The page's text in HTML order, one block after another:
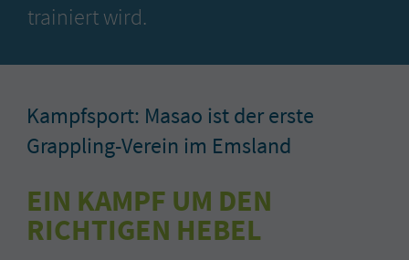
trainiert wird.
Kampfsport: Masao ist der erste
Grappling-Verein im Emsland
EIN KAMPF UM DEN
RICHTIGEN HEBEL